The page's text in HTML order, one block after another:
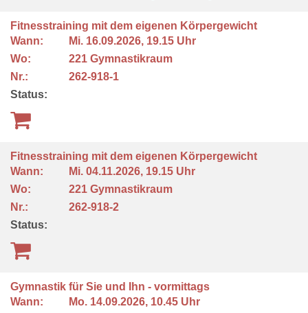
Fitnesstraining mit dem eigenen Körpergewicht
Wann:
Mi. 16.09.2026, 19.15 Uhr
Wo:
221 Gymnastikraum
Nr.:
262-918-1
Status:
Fitnesstraining mit dem eigenen Körpergewicht
Wann:
Mi. 04.11.2026, 19.15 Uhr
Wo:
221 Gymnastikraum
Nr.:
262-918-2
Status:
Gymnastik für Sie und Ihn - vormittags
Wann:
Mo. 14.09.2026, 10.45 Uhr